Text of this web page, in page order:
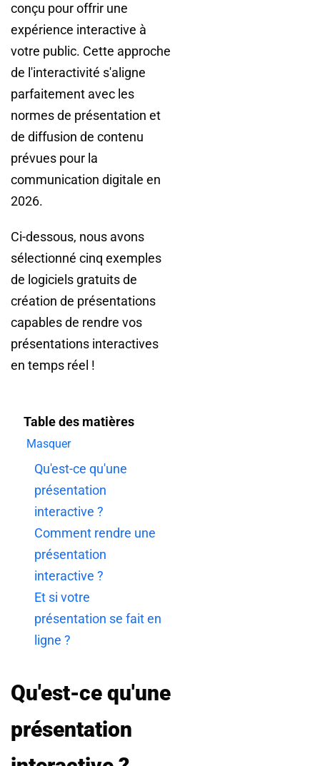
conçu pour offrir une
expérience interactive à
votre public. Cette approche
de l'interactivité s'aligne
parfaitement avec les
normes de présentation et
de diffusion de contenu
prévues pour la
communication digitale en
2026.
Ci-dessous, nous avons
sélectionné cinq exemples
de logiciels gratuits de
création de présentations
capables de rendre vos
présentations interactives
en temps réel !
Table des matières
Masquer
Qu'est-ce qu'une
présentation
interactive ?
Comment rendre une
présentation
interactive ?
Et si votre
présentation se fait en
ligne ?
Qu'est-ce qu'une
présentation